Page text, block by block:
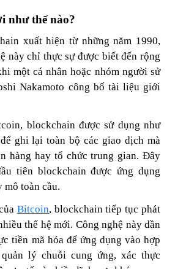
như thế nào?
xuất hiện từ những năm 1990,
này chỉ thực sự được biết đến rộng
một cá nhân hoặc nhóm người sử
Nakamoto công bố tài liệu giới
blockchain được sử dụng như
ghi lại toàn bộ các giao dịch mà
hàng hay tổ chức trung gian. Đây
tiên blockchain được ứng dụng
mô toàn cầu.
Bitcoin, blockchain tiếp tục phát
thế hệ mới. Công nghệ này dần
tiền mã hóa để ứng dụng vào hợp
lý chuỗi cung ứng, xác thực